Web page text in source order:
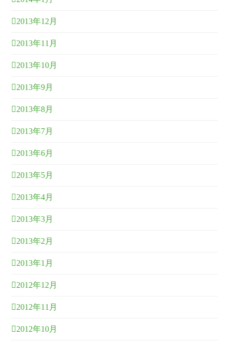
2013年12月
2013年11月
2013年10月
2013年9月
2013年8月
2013年7月
2013年6月
2013年5月
2013年4月
2013年3月
2013年2月
2013年1月
2012年12月
2012年11月
2012年10月